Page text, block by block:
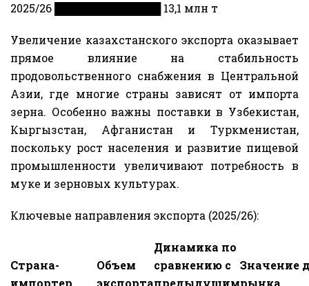
2025/26 ██████████████ 13,1 млн т
Увеличение казахстанского экспорта оказывает
прямое влияние на стабильность
продовольственного снабжения в Центральной
Азии, где многие страны зависят от импорта
зерна. Особенно важны поставки в Узбекистан,
Кыргызстан, Афганистан и Туркменистан,
поскольку рост населения и развитие пищевой
промышленности увеличивают потребность в
муке и зерновых культурах.
Ключевые направления экспорта (2025/26):
Страна-
Объем
Динамика по
сравнению с
Значение